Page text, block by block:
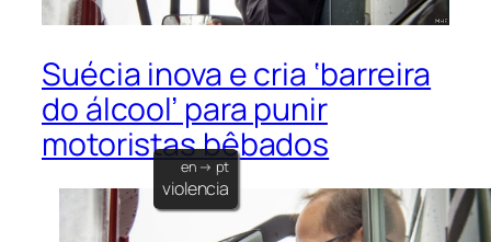
Suécia inova e cria ‘barreira
do álcool’ para punir
motoristas bêbados
en → pt
violencia